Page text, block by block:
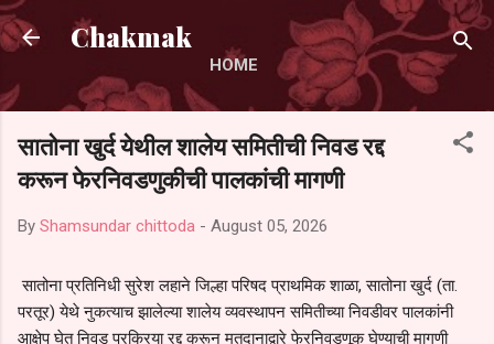
Skip to main content
Chakmak
HOME
सातोना खुर्द येथील शालेय समितीची निवड रद्द
करून फेरनिवडणुकीची पालकांची मागणी
By Shamsundar chittoda - August 05, 2026
सातोना प्रतिनिधी सुरेश लहाने जिल्हा परिषद प्राथमिक शाळा, सातोना खुर्द (ता.
परतूर) येथे नुकत्याच झालेल्या शालेय व्यवस्थापन समितीच्या निवडीवर पालकांनी
आक्षेप घेत निवड प्रक्रिया रद्द करून मतदानाद्वारे फेरनिवडणूक घेण्याची मागणी